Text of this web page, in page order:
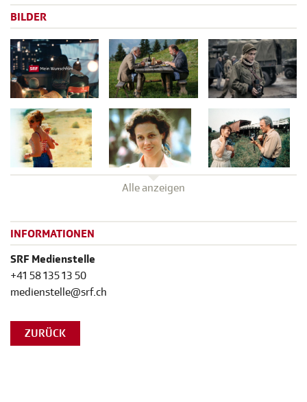
BILDER
Alle anzeigen
INFORMATIONEN
SRF Medienstelle
+41 58 135 13 50
medienstelle@srf.ch
ZURÜCK